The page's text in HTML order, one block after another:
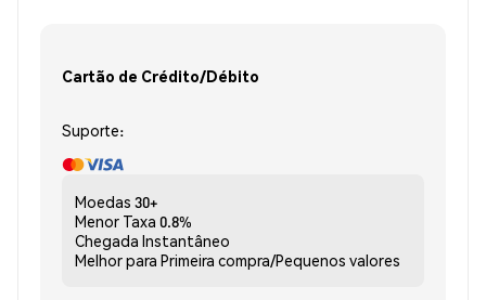
Cartão de Crédito/Débito
Suporte:
Moedas 30+
Menor Taxa 0.8%
Chegada Instantâneo
Melhor para Primeira compra/Pequenos valores